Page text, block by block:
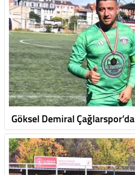
Göksel Demiral Çağlarspor’da